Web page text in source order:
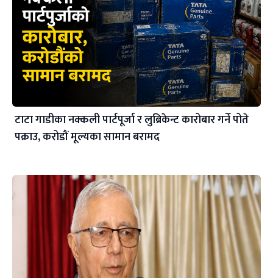
टाटा गाडीका नक्कली पार्टपूर्जा र लुब्रिकेन्ट कारोबार गर्ने पोते
पक्राउ, करोडौं मूल्यका सामान बरामद